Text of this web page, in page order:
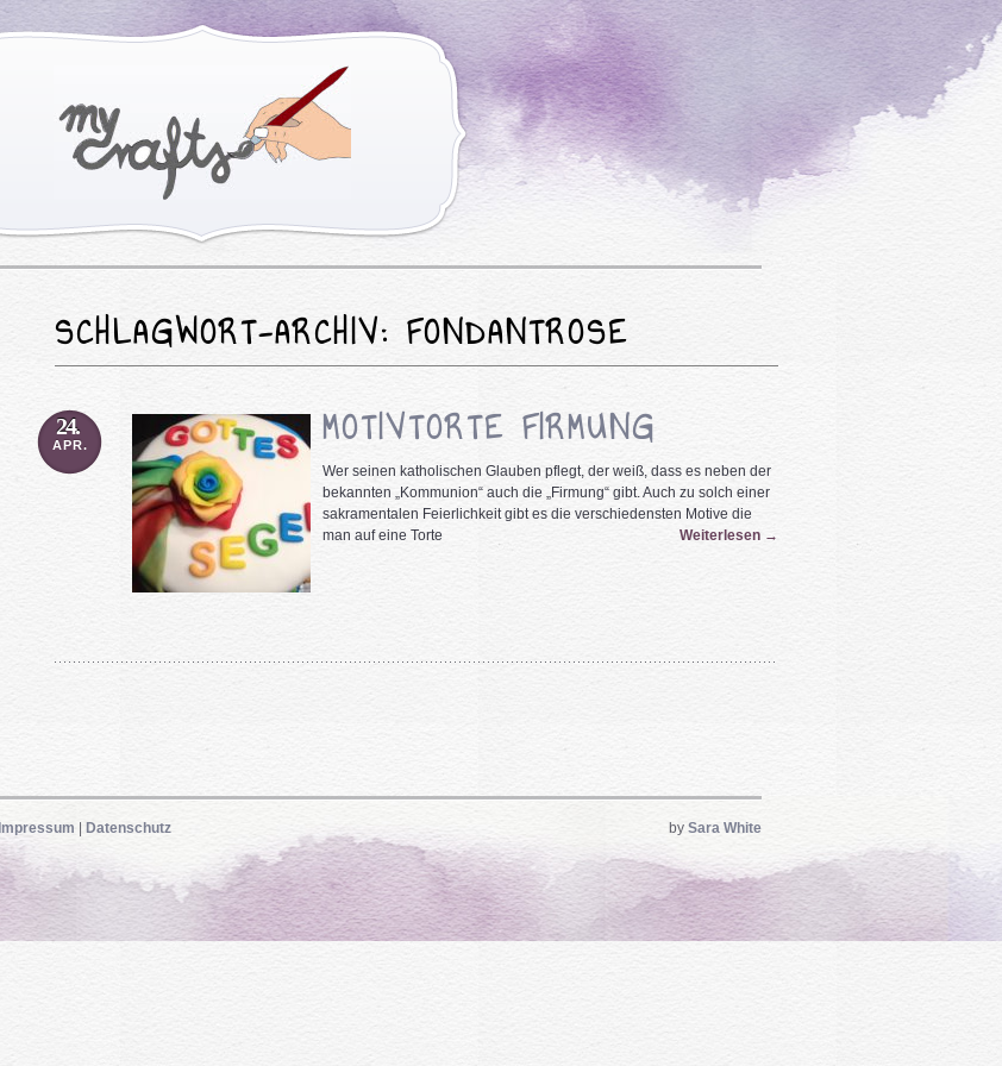
SCHLAGWORT-ARCHIV: FONDANTROSE
24.
APR. MOTIVTORTE FIRMUNG
Wer seinen katholischen Glauben pflegt, der weiß, dass es neben der
bekannten „Kommunion“ auch die „Firmung“ gibt. Auch zu solch einer
sakramentalen Feierlichkeit gibt es die verschiedensten Motive die
man auf eine Torte
Weiterlesen →
Impressum Datenschutz bySara White